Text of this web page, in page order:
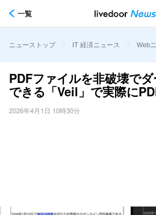
一覧
ニューストップ > IT 経済ニュース > Web
PDFファイルを非破壊で
できる「Veil」で実際に
2026年4月1日 10時30分